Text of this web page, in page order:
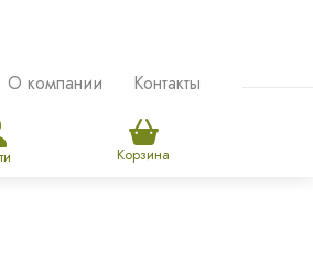
О компании Контакты
Корзина